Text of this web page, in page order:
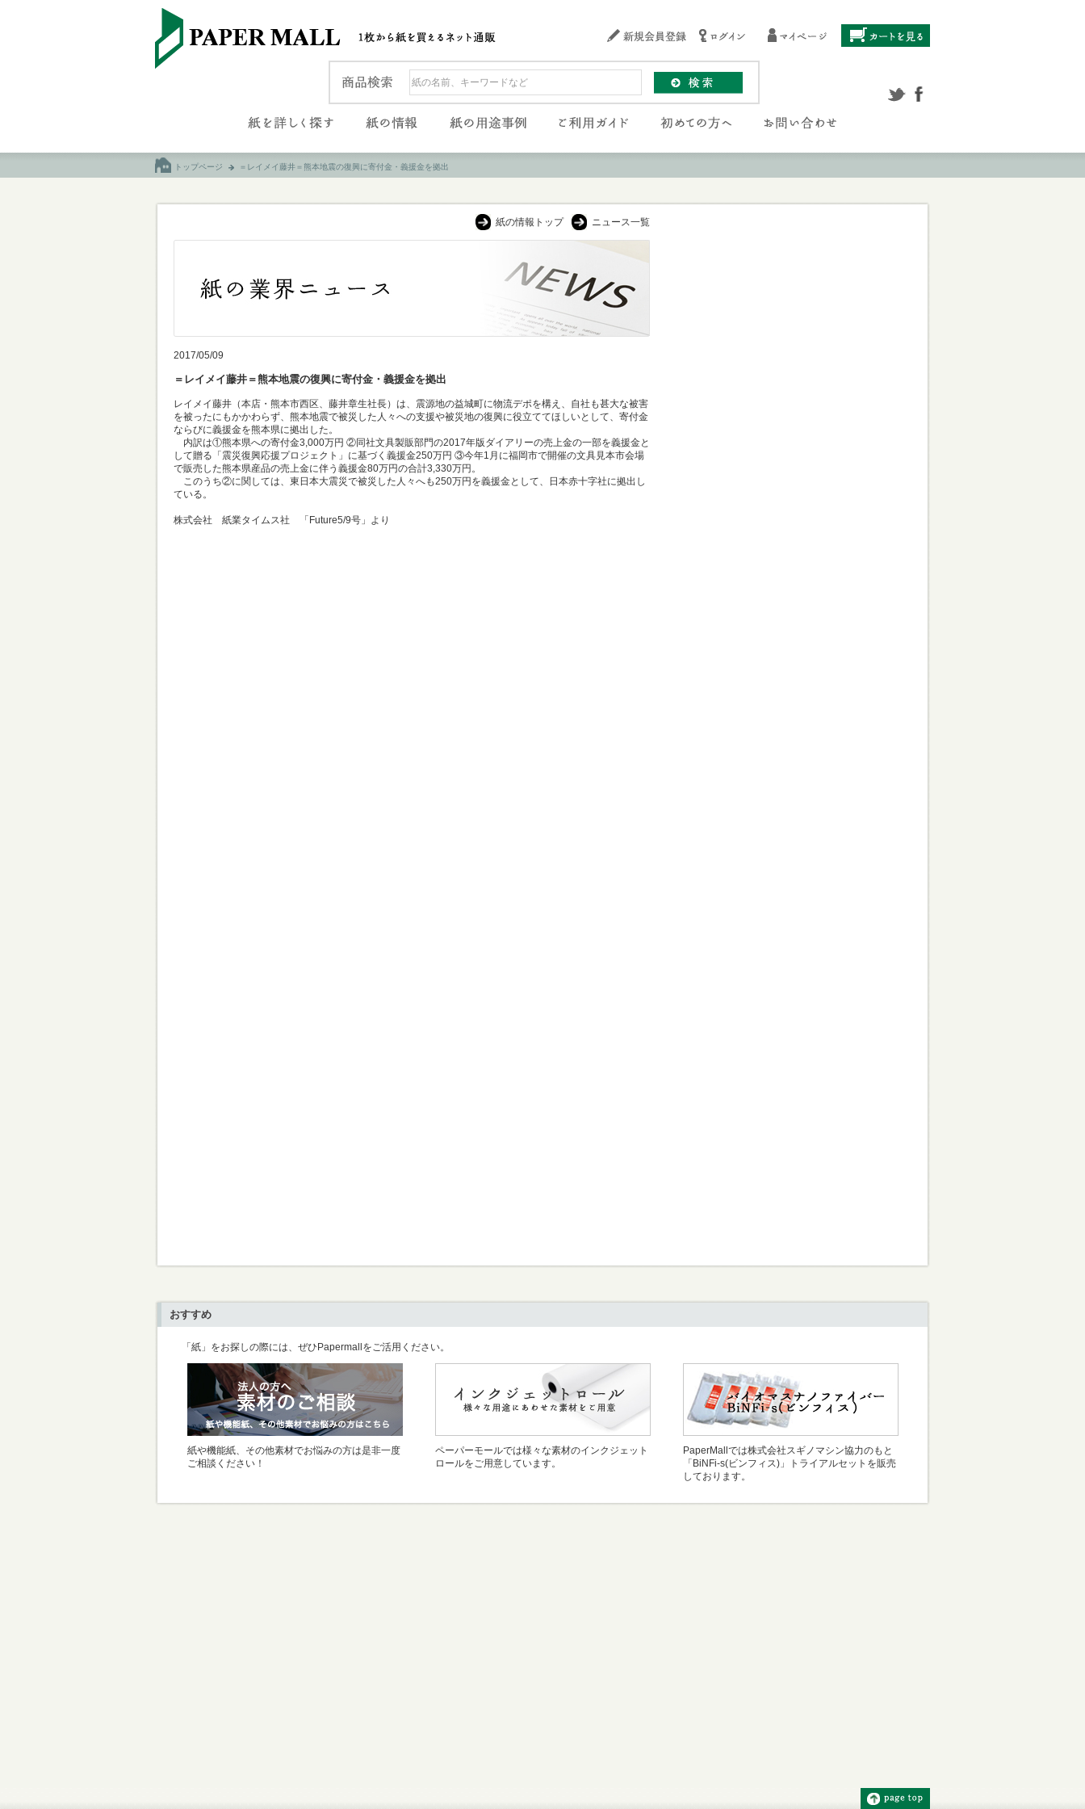
トップページ ＝レイメイ藤井＝熊本地震の復興に寄付金・義援金を拠出
紙の情報トップ ニュース一覧
2017/05/09
＝レイメイ藤井＝熊本地震の復興に寄付金・義援金を拠出
レイメイ藤井（本店・熊本市西区、藤井章生社長）は、震源地の益城町に物流デポを構え、自社も甚大な被害
を被ったにもかかわらず、熊本地震で被災した人々への支援や被災地の復興に役立ててほしいとして、寄付金
ならびに義援金を熊本県に拠出した。
内訳は①熊本県への寄付金3,000万円 ②同社文具製販部門の2017年版ダイアリーの売上金の一部を義援金と
して贈る「震災復興応援プロジェクト」に基づく義援金250万円 ③今年1月に福岡市で開催の文具見本市会場
で販売した熊本県産品の売上金に伴う義援金80万円の合計3,330万円。
このうち②に関しては、東日本大震災で被災した人々へも250万円を義援金として、日本赤十字社に拠出し
ている。
株式会社 紙業タイムス社 「Future5/9号」より
おすすめ
「紙」をお探しの際には、ぜひPapermallをご活用ください。
紙や機能紙、その他素材でお悩みの方は是非一度
ご相談ください！
ペーパーモールでは様々な素材のインクジェット
ロールをご用意しています。
PaperMallでは株式会社スギノマシン協力のもと
「BiNFi-s(ビンフィス)」トライアルセットを販売
しております。